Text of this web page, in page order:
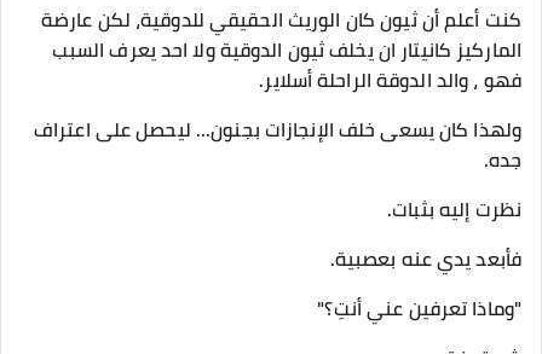
كنت أعلم أن ثيون كان الوريث الحقيقي للدوقية، لكن عارضة
الماركيز كانيتار ان يخلف ثيون الدوقية ولا احد يعرف السبب
فهو ، والد الدوقة الراحلة أسلاير.
ولهذا كان يسعى خلف الإنجازات بجنون... ليحصل على اعتراف
جده.
نظرت إليه بثبات.
فأبعد يدي عنه بعصبية.
"وماذا تعرفين عني أنتِ؟"